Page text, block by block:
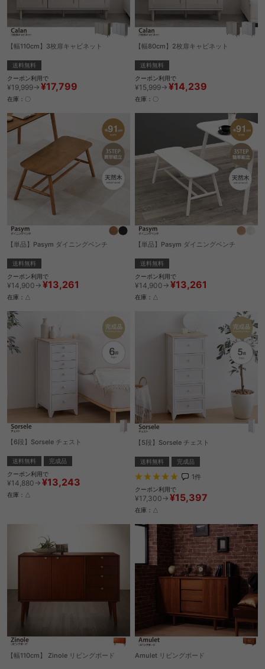
【幅110cm】3枚扉キャビネット
送料無料
クーポン利用で
¥19,999→ ¥17,799
在庫：〇
【幅80cm】2枚扉キャビネット
送料無料
クーポン利用で
¥15,999→ ¥14,239
在庫：〇
【単品】Pasym ダイニングベンチ
送料無料
クーポン利用で
¥14,900→ ¥13,261
在庫：△
【単品】Pasym ダイニングベンチ
送料無料
クーポン利用で
¥14,900→ ¥13,261
在庫：△
【6段】Sorsele チェスト
送料無料
完成品
クーポン利用で
¥14,880→ ¥13,243
在庫：△
【5段】Sorsele チェスト
送料無料 完成品
1件
クーポン利用で
¥17,300→ ¥15,397
在庫：△
【幅110cm】 Zinole リビングボード Amulet リビングボード